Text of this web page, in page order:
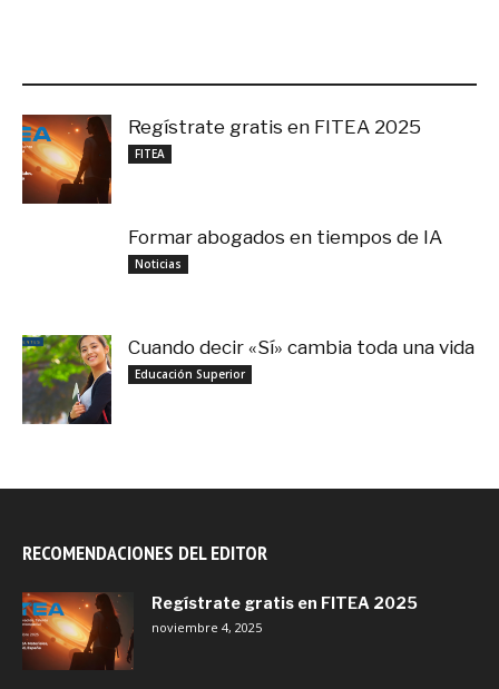
Regístrate gratis en FITEA 2025
FITEA
Formar abogados en tiempos de IA
Noticias
Cuando decir «Sí» cambia toda una vida
Educación Superior
RECOMENDACIONES DEL EDITOR
Regístrate gratis en FITEA 2025
noviembre 4, 2025